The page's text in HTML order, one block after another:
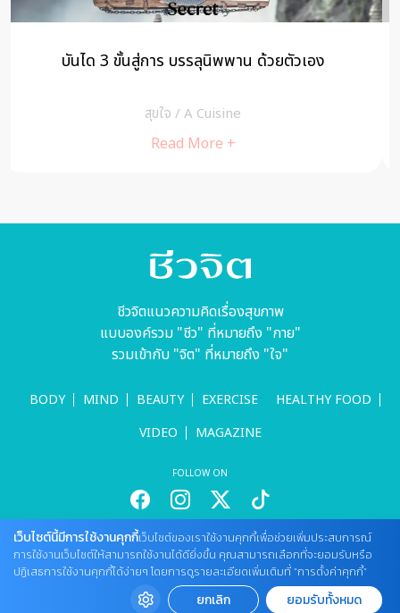
บุญทันตาเห็น เรื่องเล่าบุญติดจรวดครั้งสมัยพุทธกาล
สุขใจ/A Cuisine
Read More +
ชีวจิตแนวความคิดเรื่องสุขภาพ
แบบองค์รวม "ชีว" ที่หมายถึง "กาย"
รวมเข้ากับ "จิต" ที่หมายถึง "ใจ"
BODY MIND BEAUTY EXERCISE
HEALTHY FOOD
VIDEO
MAGAZINE
FOLLOW ON
สนใจลงโฆษณากับเว็บไซต์
Tel : 085 661 4629 / (จันทร์ - ศุกร์ เวลา 09.00 - 18.00 น)
cheewajitmedia@gmail.com
เว็บไซต์นี้มีการใช้งานคุกกี้เว็บไซต์ของเราใช้งานคุกกี้เพื่อช่วยเพิ่มประสบการณ์
การใช้งานเว็บไซต์ให้สามารถใช้งานได้ดียิ่งขึ้น คุณสามารถเลือกที่จะยอมรับหรือ
ปฏิเสธการใช้งานคุกกี้ได้ง่ายๆ โดยการดูรายละเอียดเพิ่มเติมที่ “การตั้งค่าคุกกี้”
ยกเลิก ยอมรับทั้งหมด